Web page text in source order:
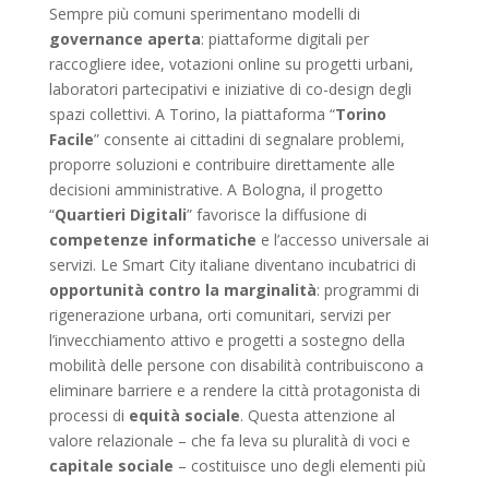
Sempre più comuni sperimentano modelli di
governance aperta: piattaforme digitali per
raccogliere idee, votazioni online su progetti urbani,
laboratori partecipativi e iniziative di co-design degli
spazi collettivi. A Torino, la piattaforma “Torino
Facile” consente ai cittadini di segnalare problemi,
proporre soluzioni e contribuire direttamente alle
decisioni amministrative. A Bologna, il progetto
“Quartieri Digitali” favorisce la diffusione di
competenze informatiche e l’accesso universale ai
servizi. Le Smart City italiane diventano incubatrici di
opportunità contro la marginalità: programmi di
rigenerazione urbana, orti comunitari, servizi per
l’invecchiamento attivo e progetti a sostegno della
mobilità delle persone con disabilità contribuiscono a
eliminare barriere e a rendere la città protagonista di
processi di equità sociale. Questa attenzione al
valore relazionale – che fa leva su pluralità di voci e
capitale sociale – costituisce uno degli elementi più